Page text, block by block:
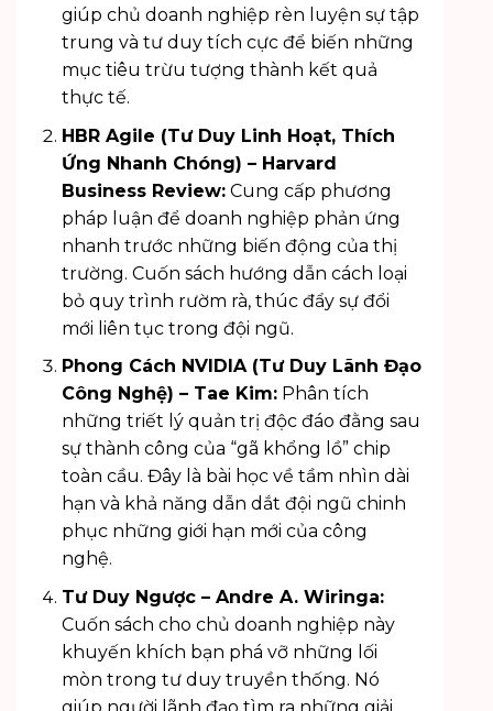
giúp chủ doanh nghiệp rèn luyện sự tập
trung và tư duy tích cực để biến những
mục tiêu trừu tượng thành kết quả
thực tế.
HBR Agile (Tư Duy Linh Hoạt, Thích
Ứng Nhanh Chóng) – Harvard
Business Review:Cung cấp phương
pháp luận để doanh nghiệp phản ứng
nhanh trước những biến động của thị
trường. Cuốn sách hướng dẫn cách loại
bỏ quy trình rườm rà, thúc đẩy sự đổi
mới liên tục trong đội ngũ.
Phong Cách NVIDIA (Tư Duy Lãnh Đạo
Công Nghệ) – Tae Kim:Phân tích
những triết lý quản trị độc đáo đằng sau
sự thành công của “gã khổng lồ” chip
toàn cầu. Đây là bài học về tầm nhìn dài
hạn và khả năng dẫn dắt đội ngũ chinh
phục những giới hạn mới của công
nghệ.
Tư Duy Ngược – Andre A. Wiringa:
Cuốn sách cho chủ doanh nghiệp này
khuyến khích bạn phá vỡ những lối
mòn trong tư duy truyền thống. Nó